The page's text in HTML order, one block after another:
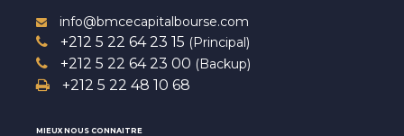
info@bmcecapitalbourse.com
+212 5 22 64 23 15 (Principal)
+212 5 22 64 23 00 (Backup)
+212 5 22 48 10 68
MIEUX NOUS CONNAITRE